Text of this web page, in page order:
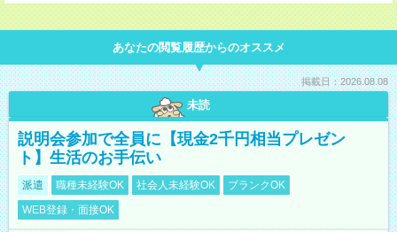
あなたの閲覧履歴からのオススメ
掲載日：2026.08.08
未読
説明会参加で全員に【現金2千円相当プレゼン
ト】生活のお手伝い
派遣 職種未経験OK 社会人未経験OK
ブランクOK
WEB登録・面接OK